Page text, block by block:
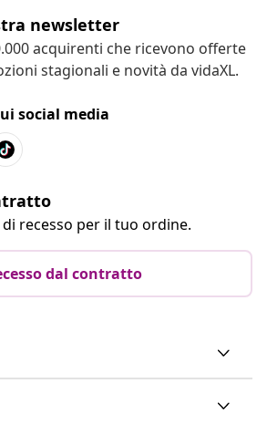
newsletter
acquirenti che ricevono offerte
stagionali e novità da vidaXL.
social media
recesso per il tuo ordine.
dal contratto